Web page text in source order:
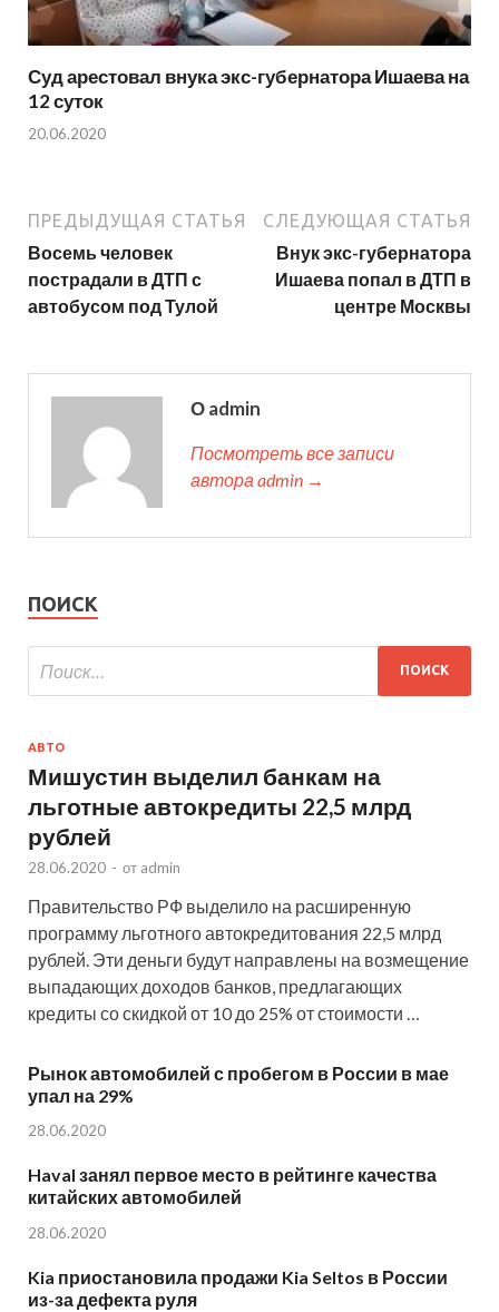
Суд арестовал внука экс-губернатора Ишаева на
12 суток
20.06.2020
ПРЕДЫДУЩАЯ СТАТЬЯ
Восемь человек
пострадали в ДТП с
автобусом под Тулой
СЛЕДУЮЩАЯ СТАТЬЯ
Внук экс-губернатора
Ишаева попал в ДТП в
центре Москвы
О admin
Посмотреть все записи
автора admin →
ПОИСК
АВТО
Мишустин выделил банкам на
льготные автокредиты 22,5 млрд
рублей
28.06.2020 - от admin
Правительство РФ выделило на расширенную
программу льготного автокредитования 22,5 млрд
рублей. Эти деньги будут направлены на возмещение
выпадающих доходов банков, предлагающих
кредиты со скидкой от 10 до 25% от стоимости …
Рынок автомобилей с пробегом в России в мае
упал на 29%
28.06.2020
Haval занял первое место в рейтинге качества
китайских автомобилей
28.06.2020
Kia приостановила продажи Kia Seltos в России
из-за дефекта руля